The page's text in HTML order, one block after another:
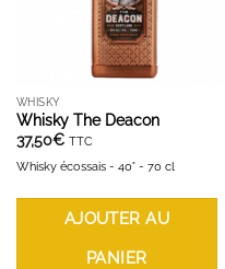
WHISKY
Whisky The Deacon
37,50€ TTC
Whisky écossais - 40° - 70 cl
AJOUTER AU
PANIER